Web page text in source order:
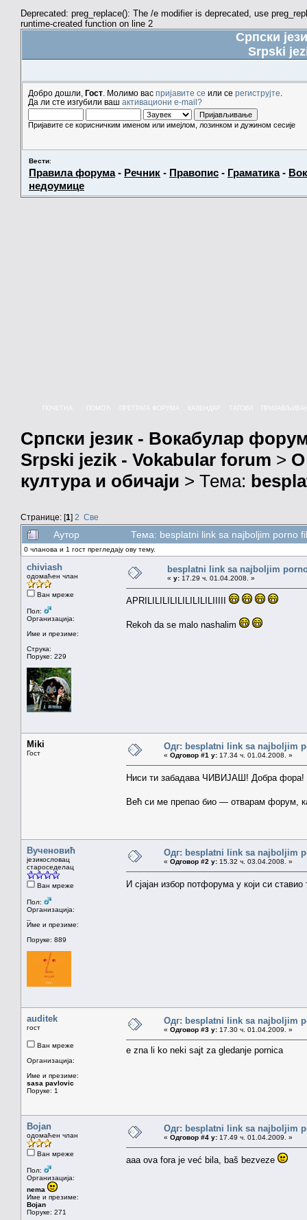
Deprecated: preg_replace(): The /e modifier is deprecated, use
runtime-created function on line 2
Српски
Srpski
Добро дошли, Гост . Молимо вас пријавите се или се региструјте
Да ли сте изгубили ваш активациони e-mail?
Пријавите се корисничким именом или имејлом, лозинком и дужином сесије
Вести:
Правила форума- Речник - Правопис - Граматика-
недоумице
КАЛЕНДАР
Српски језик - Вокабулар
Srpski jezik - Vokabular forum > О
култура и обичаји > Тема:
Странице: [1] 2 Све
Аутор Тема: besplatni link sa najboljim porno
0 чланова и 1 гост прегледају ову тему.
chiviash
одомаћен члан
Ван мреже
Пол:
Организација:
Име и презиме:
Струка:
Поруке: 229
besplatni link sa najboljim
« у: 17.29 ч. 01.04.2008. »
APRILILILILILILILILILIIIII
Rekoh da se malo nashalim
Miki
Гост
Одг: besplatni link sa najboljim
« Одговор #1 у: 17.34 ч. 01.04.2008. »
Ниси ти забадава ЧИВИЈАШ! Добра фора!
Већ си ме препао био — отварам форум,
Вученовић
језикословац
староседелац
Ван мреже
Пол:
Организација:
Име и презиме:
Поруке: 889
Одг: besplatni link sa najboljim
« Одговор #2 у: 15.32 ч. 03.04.2008. »
И сјајан избор потфорума у који си
auditek
гост
Ван мреже
Организација:
Име и презиме:
sasa pavlovic
Поруке: 1
Одг: besplatni link sa najboljim
« Одговор #3 у: 17.30 ч. 01.04.2009. »
e zna li ko neki sajt za gledanje pornica
Bojan
одомаћен члан
Ван мреже
Пол:
Организација:
nema
Име и презиме:
Bojan
Поруке: 271
Одг: besplatni link sa najboljim
« Одговор #4 у: 17.49 ч. 01.04.2009. »
aaa ova fora je već bila, baš bezveze